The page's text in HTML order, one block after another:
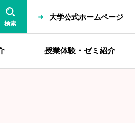
検索
大学公式ホームページ
授業体験・ゼミ紹介